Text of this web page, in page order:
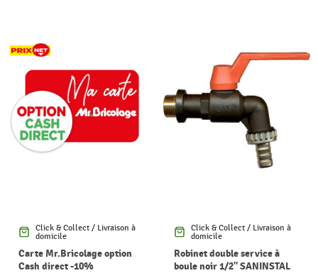
Click & Collect / Livraison à
domicile
Carte Mr.Bricolage option
Cash direct -10%
Click & Collect / Livraison à
domicile
Robinet double service à
boule noir 1/2" SANINSTAL